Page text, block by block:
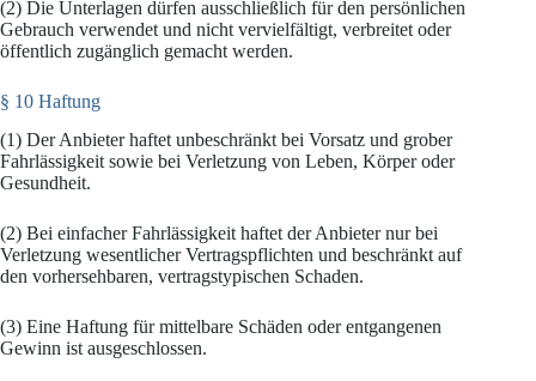
(2) Die Unterlagen dürfen ausschließlich für den persönlichen
Gebrauch verwendet und nicht vervielfältigt, verbreitet oder
öffentlich zugänglich gemacht werden.
§ 10 Haftung
(1) Der Anbieter haftet unbeschränkt bei Vorsatz und grober
Fahrlässigkeit sowie bei Verletzung von Leben, Körper oder
Gesundheit.
(2) Bei einfacher Fahrlässigkeit haftet der Anbieter nur bei
Verletzung wesentlicher Vertragspflichten und beschränkt auf
den vorhersehbaren, vertragstypischen Schaden.
(3) Eine Haftung für mittelbare Schäden oder entgangenen
Gewinn ist ausgeschlossen.